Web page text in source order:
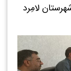
لامِرد